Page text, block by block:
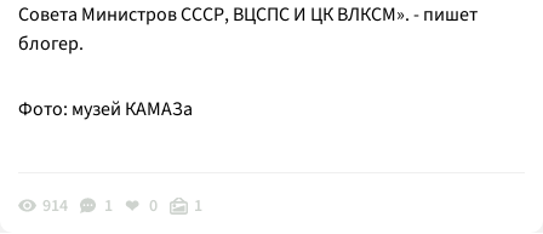
Совета Министров СССР, ВЦСПС И ЦК ВЛКСМ». - пишет
блогер.
Фото: музей КАМАЗа
914 1 0 1